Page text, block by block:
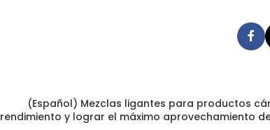
(Español) Mezclas ligantes para productos
rendimiento y lograr el máximo aprovechamiento